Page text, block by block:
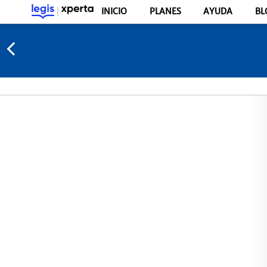
INICIO PLANES AYUDA